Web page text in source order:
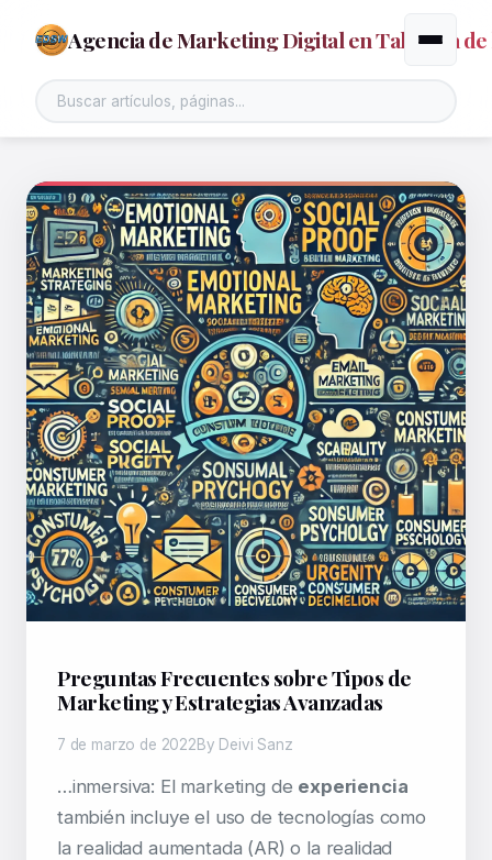
Agencia de Marketing Digital en Talavera de
Alternar
Preguntas Frecuentes sobre Tipos de
Marketing y Estrategias Avanzadas
7 de marzo de 2022By Deivi Sanz
…inmersiva: El marketing de experiencia
también incluye el uso de tecnologías como
la realidad aumentada (AR) o la realidad